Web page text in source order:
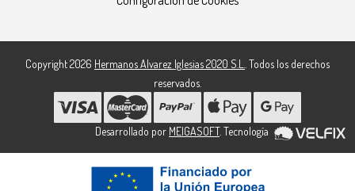
Copyright 2026 Hermanos Alvarez Iglesias 2020 S.L.. Todos los derechos
reservados.
Desarrollado por MEIGASOFT. Tecnología